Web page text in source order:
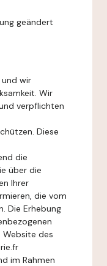
geändert
wir
Wir
verpflichten
Diese
die
über die
Ihrer
die vom
Die Erhebung
des
im Rahmen